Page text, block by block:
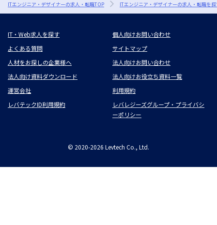
ITエンジニア・デザイナーの求人・転職TOP ITエンジニア・デザイナーの求人・転職を
IT・Web求人を探す
個人向けお問い合わせ
よくある質問
サイトマップ
人材をお探しの企業様へ
法人向けお問い合わせ
法人向け資料ダウンロード
法人向けお役立ち資料一覧
運営会社
利用規約
レバテックID利用規約
レバレジーズグループ・プライバシ
ーポリシー
© 2020-2026 Levtech Co., Ltd.